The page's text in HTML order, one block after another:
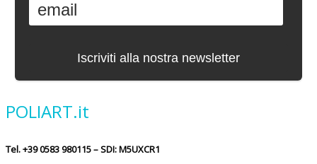
POLIART.it
Tel. +39 0583 980115 – SDI: M5UXCR1